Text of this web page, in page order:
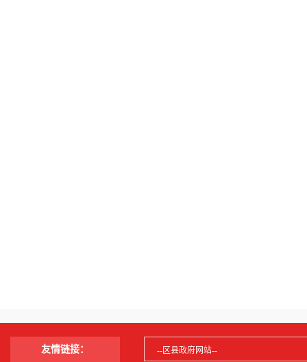
友情链接：